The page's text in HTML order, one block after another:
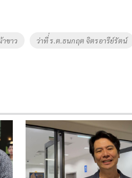
าขาว ว่าที่่ ร.ต.ธนกฤต จิตรอารีย์รัตน์